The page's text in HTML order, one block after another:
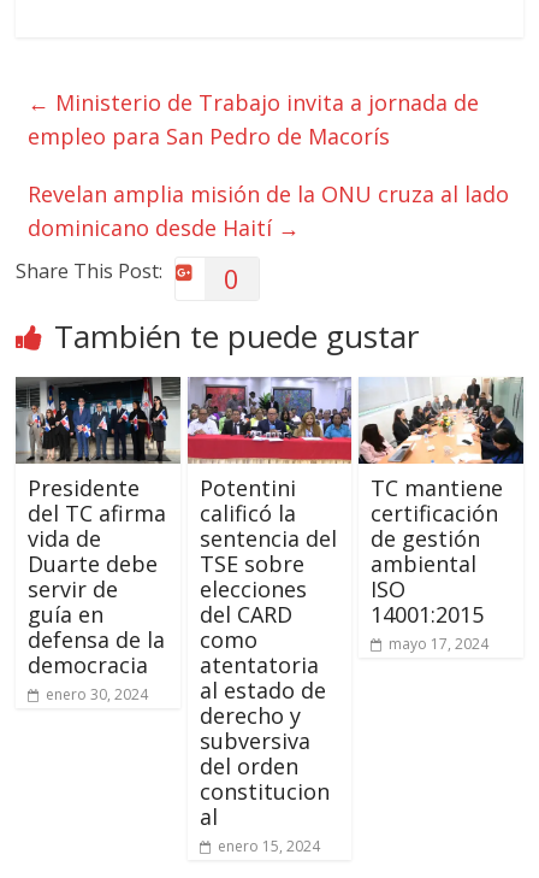
← Ministerio de Trabajo invita a jornada de
empleo para San Pedro de Macorís
Revelan amplia misión de la ONU cruza al lado
dominicano desde Haití →
Share This Post: 0
También te puede gustar
Presidente
del TC afirma
vida de
Duarte debe
servir de
guía en
defensa de la
democracia
enero 30, 2024
Potentini
calificó la
sentencia del
TSE sobre
elecciones
del CARD
como
atentatoria
al estado de
derecho y
subversiva
del orden
constitucion
al
enero 15, 2024
TC mantiene
certificación
de gestión
ambiental
ISO
14001:2015
mayo 17, 2024